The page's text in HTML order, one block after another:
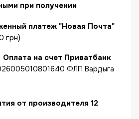
при получении
платеж "Новая Почта"
грн)
Оплата на счет Приватбанк
ФЛП Вардыга
от производителя 12